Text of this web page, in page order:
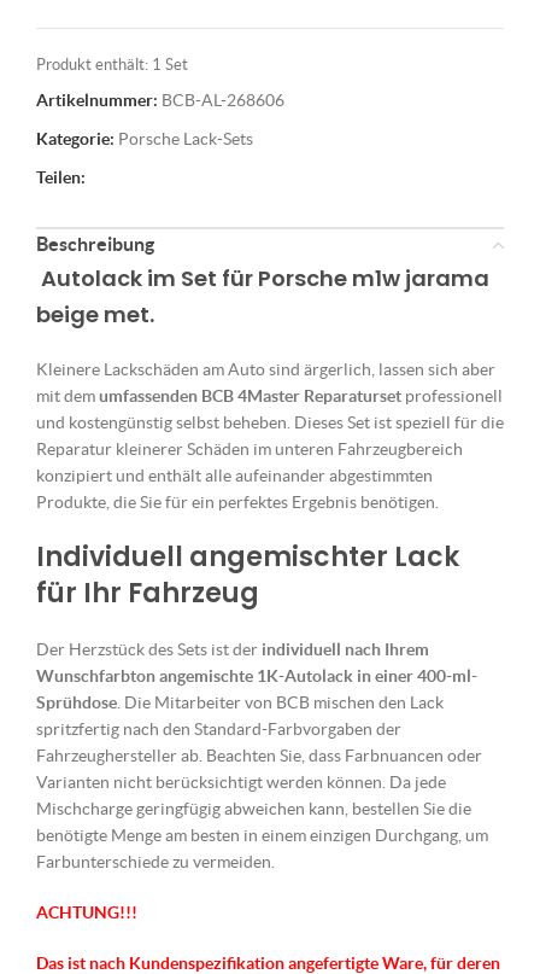
Produkt enthält: 1 Set
Artikelnummer: BCB-AL-268606
Kategorie: Porsche Lack-Sets
Teilen:
Beschreibung
Autolack im Set für Porsche m1w jarama
beige met.
Kleinere Lackschäden am Auto sind ärgerlich, lassen sich aber
mit demumfassenden BCB 4Master Reparaturset professionell
und kostengünstig selbst beheben. Dieses Set ist speziell für die
Reparatur kleinerer Schäden im unteren Fahrzeugbereich
konzipiert und enthält alle aufeinander abgestimmten
Produkte, die Sie für ein perfektes Ergebnis benötigen.
Individuell angemischter Lack
für Ihr Fahrzeug
Der Herzstück des Sets ist der individuell nach Ihrem
Wunschfarbton angemischte 1K-Autolack in einer 400-ml-
Sprühdose . Die Mitarbeiter von BCB mischen den Lack
spritzfertig nach den Standard-Farbvorgaben der
Fahrzeughersteller ab. Beachten Sie, dass Farbnuancen oder
Varianten nicht berücksichtigt werden können. Da jede
Mischcharge geringfügig abweichen kann, bestellen Sie die
benötigte Menge am besten in einem einzigen Durchgang, um
Farbunterschiede zu vermeiden.
ACHTUNG!!!
Das ist nach Kundenspezifikation angefertigte Ware, für deren